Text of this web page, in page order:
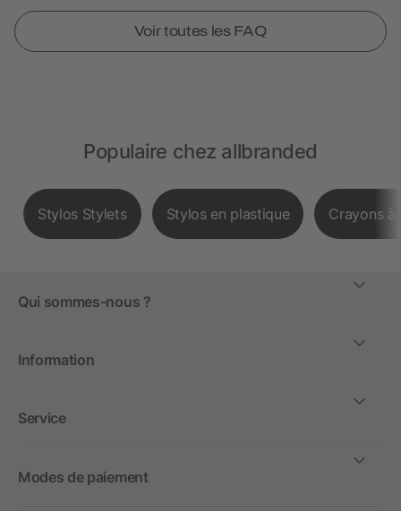
Voir toutes les FAQ
Populaire chez allbranded
Stylos Stylets Stylos en plastique Crayons à
Qui sommes-nous ?
Information
Service
Modes de paiement